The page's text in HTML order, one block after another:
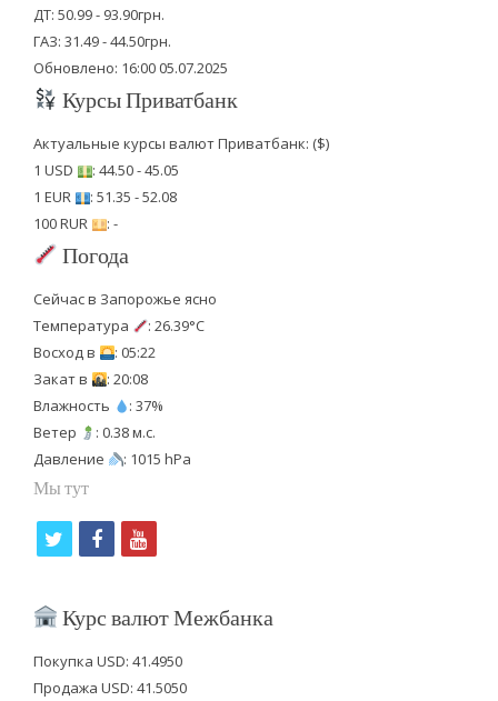
ДТ: 50.99 - 93.90грн.
ГАЗ: 31.49 - 44.50грн.
Обновлено: 16:00 05.07.2025
Курсы Приватбанк
Актуальные курсы валют Приватбанк: ($)
1 USD
: 44.50 - 45.05
1 EUR
: 51.35 - 52.08
100 RUR
: -
Погода
Сейчас в Запорожье ясно
Температура
: 26.39°C
Восход в
: 05:22
Закат в
: 20:08
Влажность
: 37%
Ветер
: 0.38 м.с.
Давление
: 1015 hPa
Мы тут
i
t
f
c
b
y
u
u
Курс валют Межбанка
Покупка USD: 41.4950
Продажа USD: 41.5050